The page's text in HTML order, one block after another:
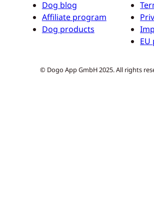
Dog blog
Affiliate program
Dog products
© Dogo App GmbH 2025. All rights